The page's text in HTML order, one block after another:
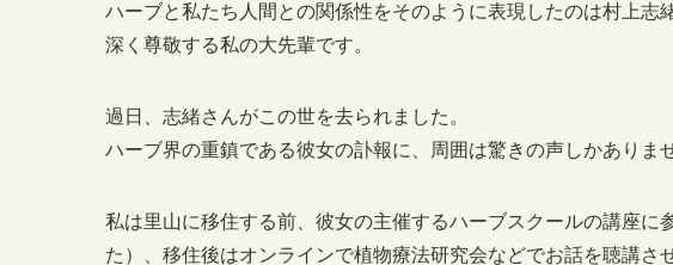
ハーブと私たち人間との関係性をそのように表現したのは村上志
深く尊敬する私の大先輩です。
過日、志緒さんがこの世を去られました。
ハーブ界の重鎮である彼女の訃報に、周囲は驚きの声しかありま
私は里山に移住する前、彼女の主催するハーブスクールの講座に
た）、移住後はオンラインで植物療法研究会などでお話を聴講さ